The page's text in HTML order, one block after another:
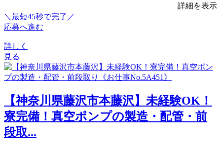
詳細を表示
＼最短45秒で完了／
応募へ進む
詳しく
見る
【神奈川県藤沢市本藤沢】未経験OK！
寮完備！真空ポンプの製造・配管・前
段取...